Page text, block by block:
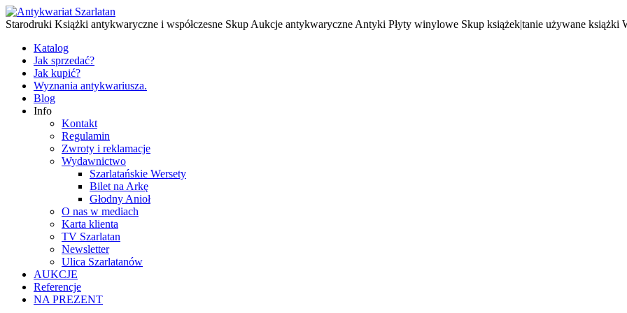
Starodruki Książki antykwaryczne i współczesne Skup Aukcje antykwaryczne Antyki Płyty winylowe Skup książek|tanie używane książki
Katalog
Jak sprzedać?
Jak kupić?
Wyznania antykwariusza.
Blog
Info
Kontakt
Regulamin
Zwroty i reklamacje
Wydawnictwo
Szarlatańskie Wersety
Bilet na Arkę
Głodny Anioł
O nas w mediach
Karta klienta
TV Szarlatan
Newsletter
Ulica Szarlatanów
AUKCJE
Referencje
NA PREZENT